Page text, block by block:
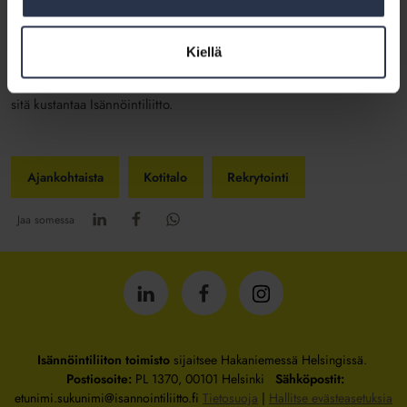
Kiellä
jatkossa koko taloyhtiön ajankohtaismedia. Kotitalon verkkolehti on
tarjolla taloyhtiön kaikille osakkaille ja asukkaille, jolloin
panostamme yhä enemmän laadukkaisiin verkkosisältöihin.
Kotitalo
on useasti palkittu vuoden parhaana asiakaslehtenä ja
sitä kustantaa Isännöintiliitto.
Ajankohtaista Kotitalo Rekrytointi
Jaa somessa
IsännöintiliittoIsännöintiliittoIsännöintiliitto
Isännöintiliiton toimistosijaitsee Hakaniemessä Helsingissä.
Postiosoite: PL 1370, 00101 Helsinki Sähköpostit:
etunimi.sukunimi@isannointiliitto.fi Tietosuoja | Hallitse evästeasetuksia